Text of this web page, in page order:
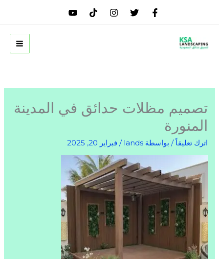
تصميم مظلات حدائق في المدينة
المنورة
اترك تعليقاً / بواسطة lands
/ فبراير 20, 2025